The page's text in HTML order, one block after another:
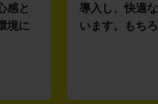
感と
境に
導入し、快適
います。もち